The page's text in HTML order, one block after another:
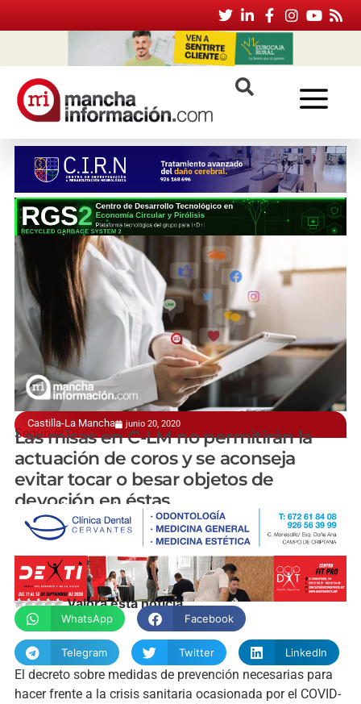
Castilla-La Mancha junio 20, 2020
Según el DOCLM
Las misas en C-LM no permitirán la
actuación de coros y se aconseja
evitar tocar o besar objetos de
devoción en éstas
manchainformacion.com
Valora esta noticia
WhatsApp Facebook
Telegram Twitter LinkedIn
El decreto sobre medidas de prevención necesarias para
hacer frente a la crisis sanitaria ocasionada por el COVID-